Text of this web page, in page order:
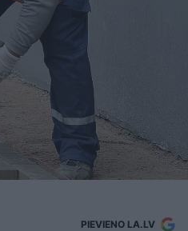
PIEVIENO LA.LV